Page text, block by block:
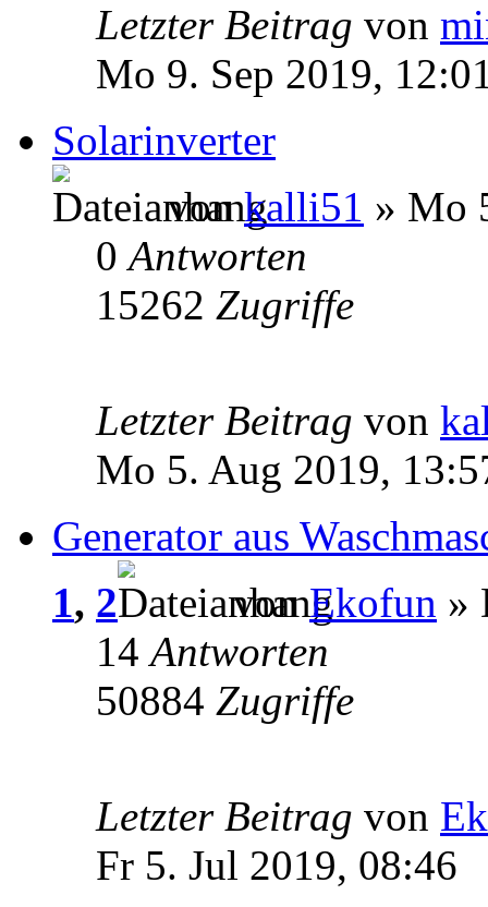
Letzter Beitrag von
Mo 9. Sep 2019,
Solarinverter
vonkalli51 » Mo
0Antworten
15262 Zugriffe
Letzter Beitrag von
Mo 5. Aug 2019,
Generator aus
1, 2 vonEkofun »
14Antworten
50884 Zugriffe
Letzter Beitrag von
Fr 5. Jul 2019, 08:46